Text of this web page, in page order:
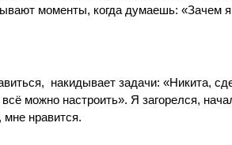
моменты, когда думаешь: «Зачем я
накидывает задачи: «Никита,
можно настроить». Я загорелся,
нравится.